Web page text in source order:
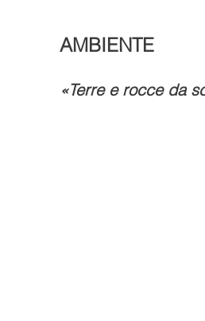
AMBIENTE
«Terre e rocce da